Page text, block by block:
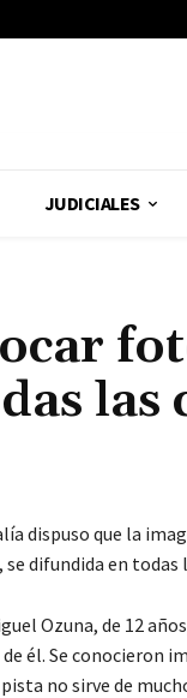
JUDICIALES
las
dispuso que la
se difundida en todas
Ozuna, de 12
de él. Se conocieron
no sirve de